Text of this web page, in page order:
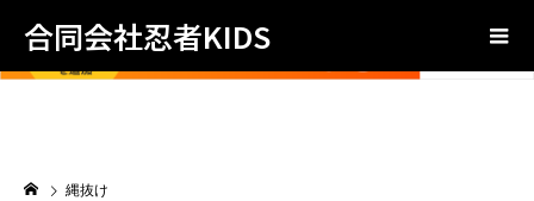
合同会社忍者KIDS
縄抜け